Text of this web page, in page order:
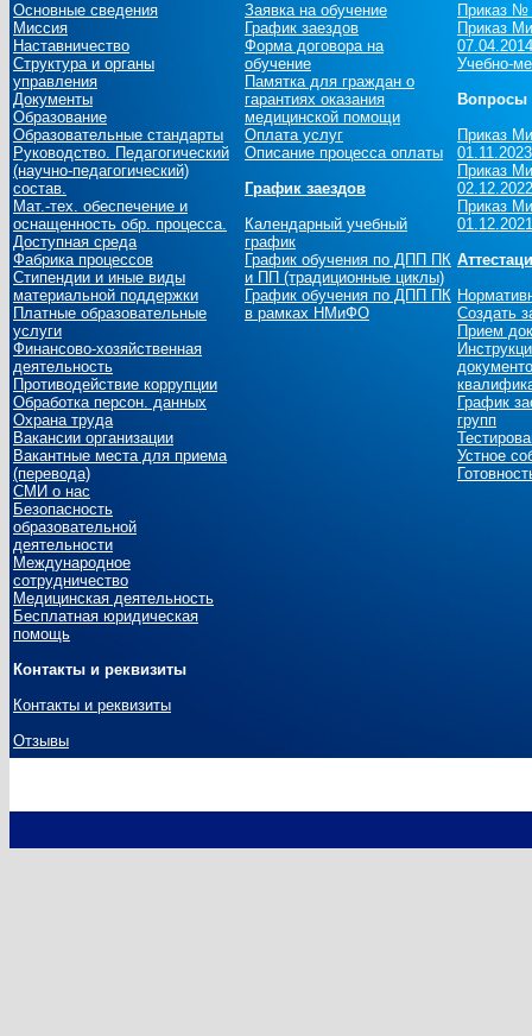
Основные сведения
Миссия
Наставничество
Структура и органы
управления
Документы
Образование
Образовательные стандарты
Руководство. Педагогический
(научно-педагогический)
состав.
Мат.-тех. обеспечение и
оснащенность обр. процесса.
Доступная среда
Фабрика процессов
Стипендии и иные виды
материальной поддержки
Платные образовательные
услуги
Финансово-хозяйственная
деятельность
Противодействие коррупции
Обработка персон. данных
Охрана труда
Вакансии организации
Вакантные места для приема
(перевода)
СМИ о нас
Безопасность
образовательной
деятельности
Международное
сотрудничество
Медицинская деятельность
Бесплатная юридическая
помощь
Контакты и реквизиты
Контакты и реквизиты
Отзывы
Заявка на обучение
График заездов
Форма договора на
обучение
Памятка для граждан о
гарантиях оказания
медицинской помощи
Оплата услуг
Описание процесса оплаты
График заездов
Календарный учебный
график
График обучения по ДПП ПК
и ПП (традиционные циклы)
График обучения по ДПП ПК
в рамках НМиФО
Приказ №
Приказ
Учебно-
Вопросы
Приказ
Приказ
Приказ
Создать
Прием
График
групп
Устное